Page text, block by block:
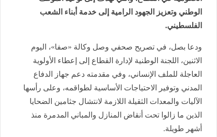
الوطني وتعزيز الجهود الرامية إلى خدمة أبناء الشعب
الفلسطيني.
ودعا بصل، في تصريح صحفي وصل وكالة «صفا»، اليوم
الاثنين، اللجنة الوطنية لإدارة القطاع إلى إعطاء الأولوية
العاجلة للملف الإنساني، وفي مقدمته دعم جهاز الدفاع
المدني وتوفير الاحتياجات الأساسية لطواقمه، وعلى رأسها
الآليات والمعدات الثقيلة اللازمة لانتشال جثامين الضحايا
الذين ما زالوا تحت أنقاض المنازل والمباني المدمرة منذ
أشهر طويلة.